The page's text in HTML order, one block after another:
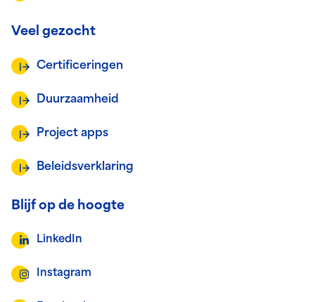
Veel gezocht
Certificeringen
Duurzaamheid
Project apps
Beleidsverklaring
Blijf op de hoogte
LinkedIn
Instagram